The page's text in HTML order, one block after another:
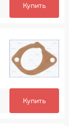
Купить
Купить